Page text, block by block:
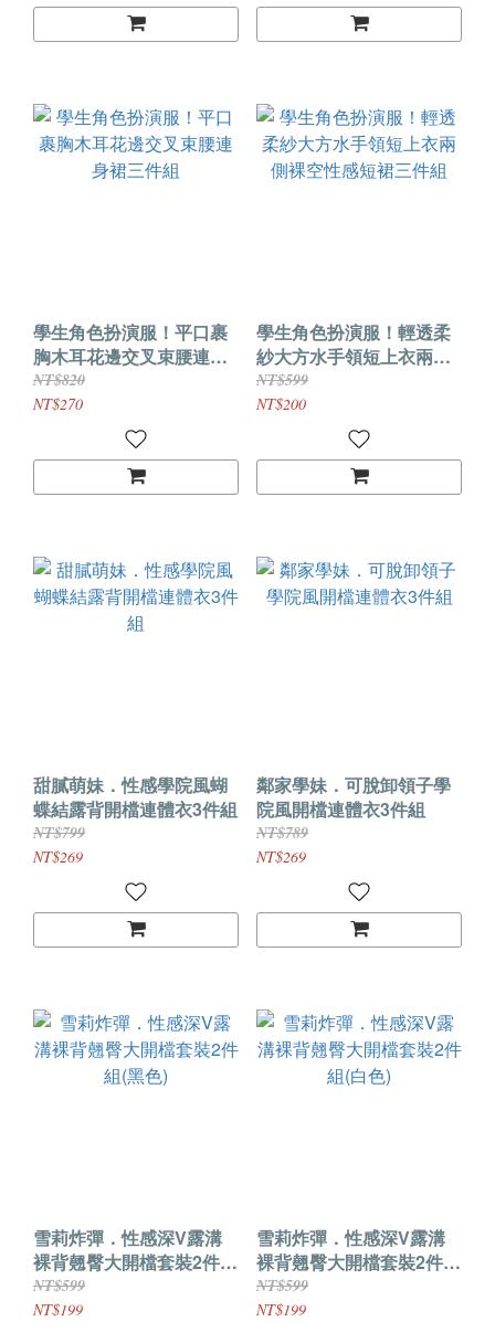
學生角色扮演服！平口裹
胸木耳花邊交叉束腰連身
裙三件組
NT$820
NT$270
學生角色扮演服！輕透柔
紗大方水手領短上衣兩側
裸空性感短裙三件組
NT$599
NT$200
甜膩萌妹．性感學院風蝴
蝶結露背開檔連體衣3件組
NT$799
NT$269
鄰家學妹．可脫卸領子學
院風開檔連體衣3件組
NT$789
NT$269
雪莉炸彈．性感深V露溝
裸背翹臀大開檔套裝2件組
(黑色)
NT$599
NT$199
雪莉炸彈．性感深V露溝
裸背翹臀大開檔套裝2件組
(白色)
NT$599
NT$199